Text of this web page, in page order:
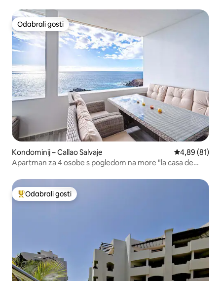
Odabrali gosti
Odabrali gosti
Kondominij – Callao Salvaje Prosječna
4,89 (81)
Apartman za 4 osobe s pogledom na more "la casa de
Među najviše rangiranima s oznakom „Odabrali gosti”
Odabrali gosti